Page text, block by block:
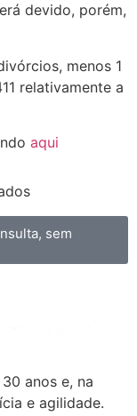
devido, porém,
menos 1
relativamente a
aqui
sem
anos e, na
e agilidade.